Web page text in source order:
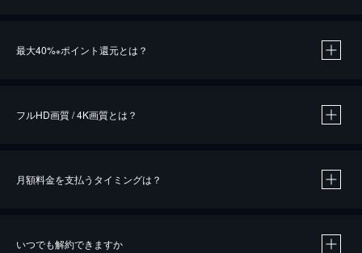
最大40%※ポイント還元とは？
※40％ポイント還元の対象は、クレジットカード決済による作品の購入 / レンタルです。
iOSアプリのUコイン決済による作品の購入 / レンタルは、20％のポイント還元です。
フルHD画質 / 4K画質とは？
月額料金を支払うタイミングは？
いつでも解約できますか